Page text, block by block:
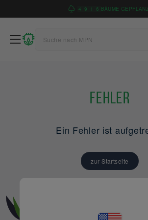
4 9 1 6 BÄUME
Fehler
Ein Fehler ist
zur Startseite